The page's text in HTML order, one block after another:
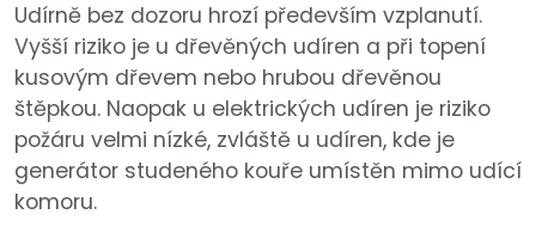
Udírně bez dozoru hrozí především vzplanutí.
Vyšší riziko je u dřevěných udíren a při topení
kusovým dřevem nebo hrubou dřevěnou
štěpkou. Naopak u elektrických udíren je riziko
požáru velmi nízké, zvláště u udíren, kde je
generátor studeného kouře umístěn mimo udící
komoru.